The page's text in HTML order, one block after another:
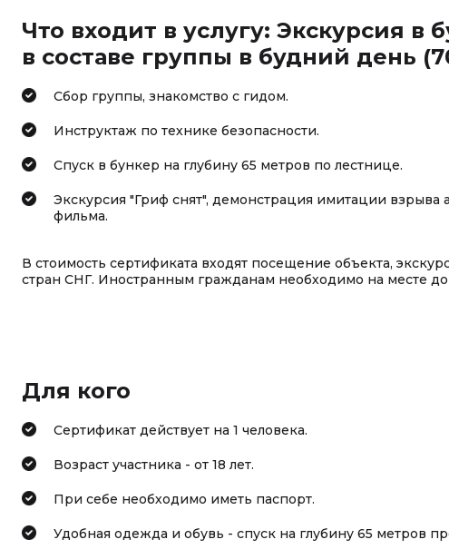
Что входит в услугу: Экскурсия в
в составе группы в будний день
Сбор группы, знакомство с гидом.
Инструктаж по технике безопасности.
Спуск в бункер на глубину 65 метров по лестнице.
Экскурсия "Гриф снят", демонстрация имитации
фильма.
В стоимость сертификата входят посещение объекта,
стран СНГ. Иностранным гражданам необходимо на месте
Для кого
Сертификат действует на 1 человека.
Возраст участника - от 18 лет.
При себе необходимо иметь паспорт.
Удобная одежда и обувь - спуск на глубину 65 метров